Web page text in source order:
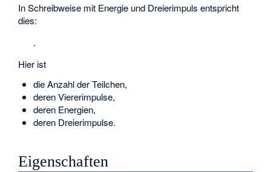
In Schreibweise mit Energie und Dreierimpuls entspricht
dies:
.
Hier ist
die Anzahl der Teilchen,
deren Viererimpulse,
deren Energien,
deren Dreierimpulse.
Eigenschaften